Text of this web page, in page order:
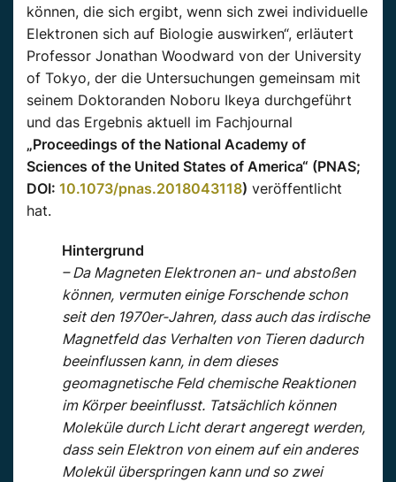
können, die sich ergibt, wenn sich zwei individuelle
Elektronen sich auf Biologie auswirken“, erläutert
Professor Jonathan Woodward von der University
of Tokyo, der die Untersuchungen gemeinsam mit
seinem Doktoranden Noboru Ikeya durchgeführt
und das Ergebnis aktuell im Fachjournal
„Proceedings of the National Academy of
Sciences of the United States of America“ (PNAS;
DOI: 10.1073/pnas.2018043118) veröffentlicht
hat.
Hintergrund
– Da Magneten Elektronen an- und abstoßen
können, vermuten einige Forschende schon
seit den 1970er-Jahren, dass auch das irdische
Magnetfeld das Verhalten von Tieren dadurch
beeinflussen kann, in dem dieses
geomagnetische Feld chemische Reaktionen
im Körper beeinflusst. Tatsächlich können
Moleküle durch Licht derart angeregt werden,
dass sein Elektron von einem auf ein anderes
Molekül überspringen kann und so zwei